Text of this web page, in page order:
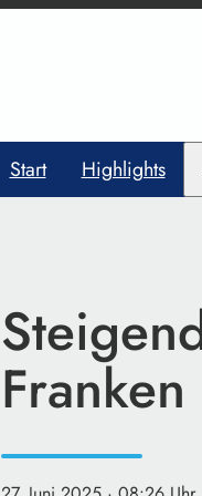
Start Highlights
Franken